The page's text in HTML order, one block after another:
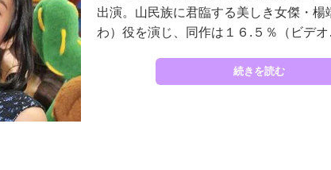
出演。山民族に君臨する美しき女傑・楊
わ）役を演じ、同作は１６.５％（ビデ
続きを読む